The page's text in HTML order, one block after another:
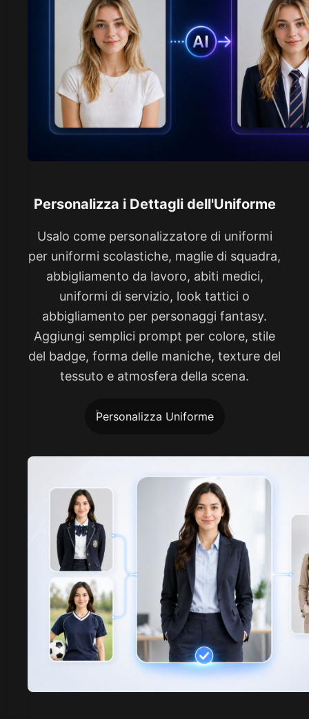
Personalizza i Dettagli dell'Uniforme
Usalo come personalizzatore di uniformi
per uniformi scolastiche, maglie di squadra,
abbigliamento da lavoro, abiti medici,
uniformi di servizio, look tattici o
abbigliamento per personaggi fantasy.
Aggiungi semplici prompt per colore, stile
del badge, forma delle maniche, texture del
tessuto e atmosfera della scena.
Personalizza Uniforme